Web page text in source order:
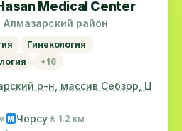
Medical Center
Алмазарский район
Гинекология
+16
р-н, массив Себзор, Ц
M Чорсу 🚶 1.2 км